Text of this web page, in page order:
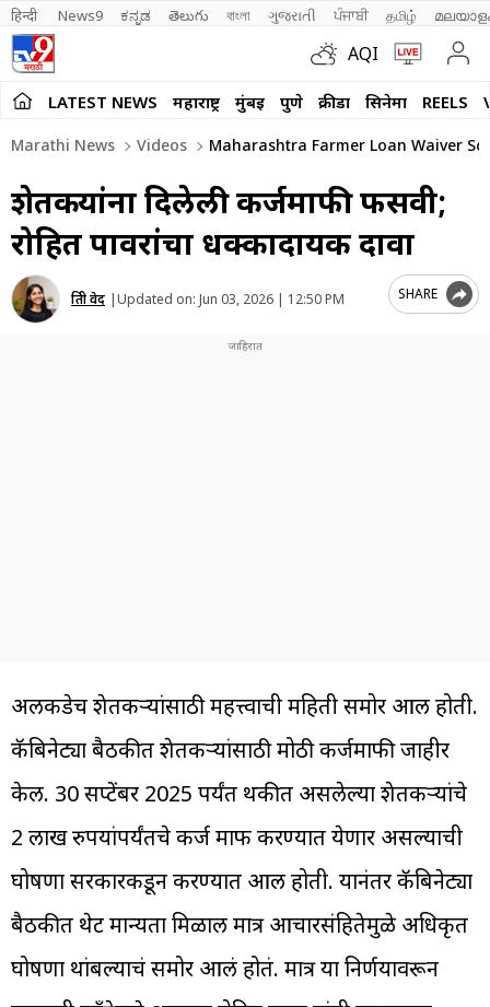
हिन्दी News9 ಕನ್ನಡ తెలుగు বাংলা ગુજરાતી ਪੰਜਾਬੀ தமிழ்
AQI
LATEST NEWS महाराष्ट्र मुंबई पुणे क्रीडा सिनेमा REELS
Marathi News Videos Maharashtra Farmer Loan Waiver
शेतकऱ्यांना दिलेली कर्जमाफी फसवी;
रोहित पावरांचा धक्कादायक दावा
प्रिती वेद |Updated on: Jun 03, 2026 | 12:50 PM SHARE
अलीकडेच शेतकऱ्यांसाठी महत्त्वाची महिती समोर आली होती.
कॅबिनेट्या बैठकीत शेतकऱ्यांसाठी मोठी कर्जमाफी जाहीर
केली. 30 सप्टेंबर 2025 पर्यंत थकीत असलेल्या शेतकऱ्यांचे
2 लाख रुपयांपर्यंतचे कर्ज माफ करण्यात येणार असल्याची
घोषणा सरकारकडून करण्यात आली होती. यानंतर कॅबिनेट्या
बैठकीत थेट मान्यता मिळाली मात्र आचारसंहितेमुळे अधिकृत
घोषणा थांबल्याचं समोर आलं होतं. मात्र या निर्णयावरून